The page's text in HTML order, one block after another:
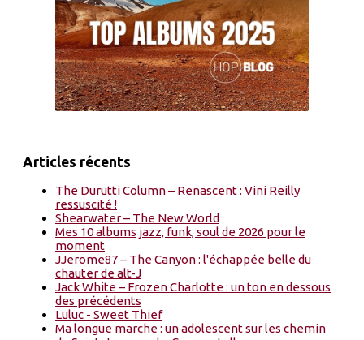
Articles récents
The Durutti Column – Renascent : Vini Reilly
ressuscité !
Shearwater – The New World
Mes 10 albums jazz, funk, soul de 2026 pour le
moment
JJerome87 – The Canyon : l'échappée belle du
chauter de alt-J
Jack White – Frozen Charlotte : un ton en dessous
des précédents
Luluc - Sweet Thief
Ma longue marche : un adolescent sur les chemin